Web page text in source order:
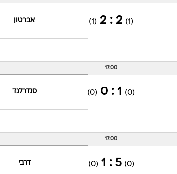
(1)
2 : 2
(1) אברטון
17:00
(0)
1 : 0
(0) סנדרלנד
17:00
(0)
5 : 1
(0) דרבי